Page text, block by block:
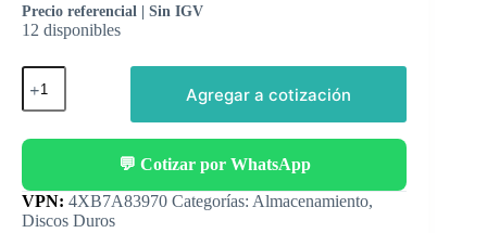
Precio referencial | Sin IGV
12 disponibles
Agregar a cotización
💬 Cotizar por WhatsApp
Categorías: Almacenamiento,
Discos Duros